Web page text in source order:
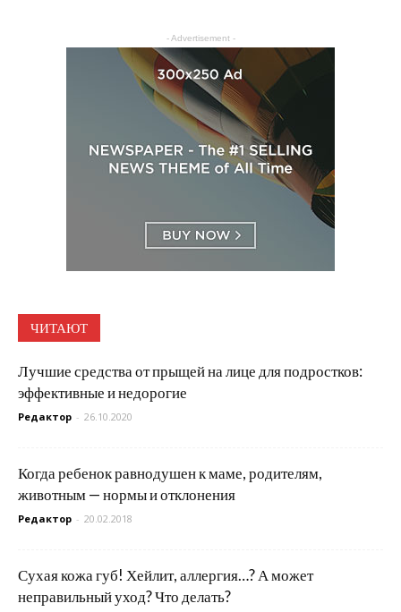
- Advertisement -
ЧИТАЮТ
Лучшие средства от прыщей на лице для подростков:
эффективные и недорогие
Редактор - 26.10.2020
Когда ребенок равнодушен к маме, родителям,
животным — нормы и отклонения
Редактор - 20.02.2018
Сухая кожа губ! Хейлит, аллергия…? А может
неправильный уход? Что делать?